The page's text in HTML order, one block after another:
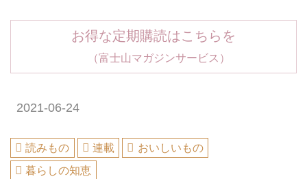
お得な定期購読はこちらを
（富士山マガジンサービス）
2021-06-24
読みもの 連載
おいしいもの
暮らしの知恵